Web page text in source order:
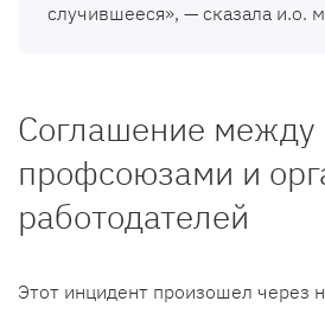
случившееся», — сказала и.о.
Соглашение между
профсоюзами и
работодателей
Этот инцидент произошел через